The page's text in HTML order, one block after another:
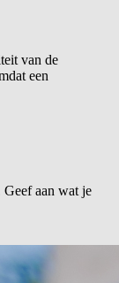
van de
een
Geef aan wat je